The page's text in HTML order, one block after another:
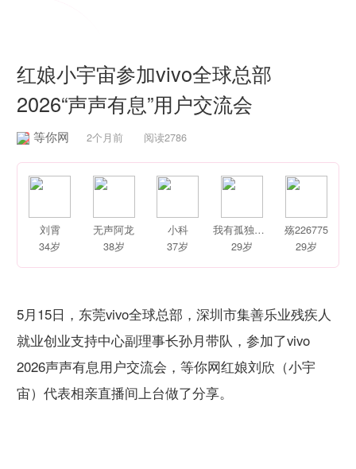
红娘小宇宙参加vivo全球总部
2026“声声有息”用户交流会
等你网 2个月前 阅读2786
刘霄
34岁
无声阿龙
38岁
小科
37岁
我有孤独和烈酒
29岁
殇226775
29岁
5月15日，东莞vivo全球总部，深圳市集善乐业残疾人
就业创业支持中心副理事长孙月带队，参加了vivo
2026声声有息用户交流会，等你网红娘刘欣（小宇
宙）代表相亲直播间上台做了分享。